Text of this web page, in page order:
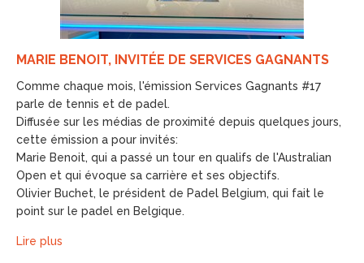
MARIE BENOIT, INVITÉE DE SERVICES GAGNANTS
Comme chaque mois, l'émission Services Gagnants #17
parle de tennis et de padel.
Diffusée sur les médias de proximité depuis quelques jours,
cette émission a pour invités:
Marie Benoit, qui a passé un tour en qualifs de l'Australian
Open et qui évoque sa carrière et ses objectifs.
Olivier Buchet, le président de Padel Belgium, qui fait le
point sur le padel en Belgique.
Lire plus